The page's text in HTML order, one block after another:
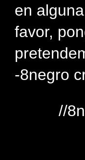
en
favor,
-8negro
//